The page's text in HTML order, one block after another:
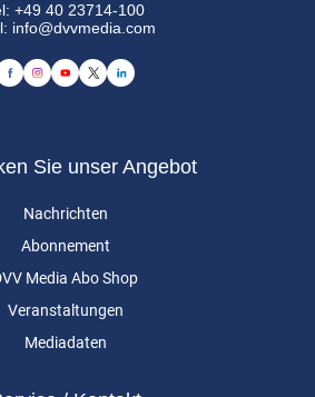
+49 40 23714-100
info@dvvmedia.com
Sie unser Angebot
Nachrichten
Abonnement
Media Abo Shop
Veranstaltungen
Mediadaten